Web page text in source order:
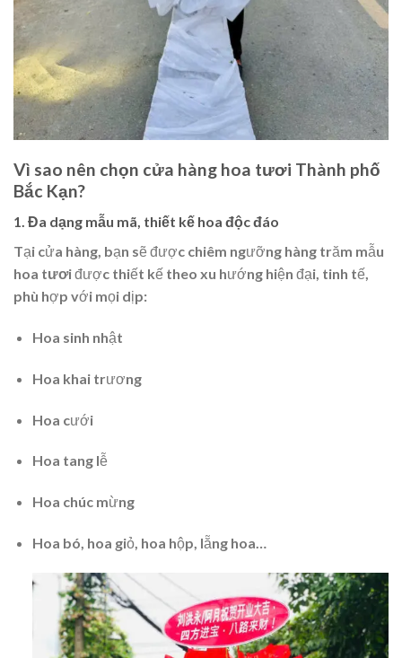
Vì sao nên chọn cửa hàng hoa tươi Thành phố
Bắc Kạn?
1. Đa dạng mẫu mã, thiết kế hoa độc đáo
Tại cửa hàng, bạn sẽ được chiêm ngưỡng hàng trăm mẫu
hoa tươiđược thiết kế theo xu hướng hiện đại, tinh tế,
phù hợp với mọi dịp:
Hoa sinh nhật
Hoa khai trương
Hoa cưới
Hoa tang lễ
Hoa chúc mừng
Hoa bó, hoa giỏ, hoa hộp, lẵng hoa…